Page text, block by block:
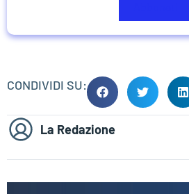
CONDIVIDI SU:
La Redazione